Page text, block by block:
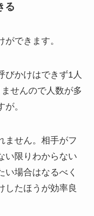
る
できます。
びかけはできず1人
せんので人数が多
。
ません。相手がフ
い限りわからない
い場合はなるべく
したほうが効率良